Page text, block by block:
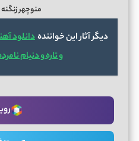
منوچهر
دیگر آثار این خوانندهدانلود
و تاره و دنیام